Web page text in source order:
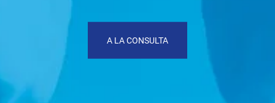
A LA CONSULTA